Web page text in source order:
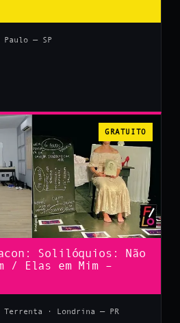
— SP
GRATUITO
Solilóquios: Não
/ Elas em Mim –
· Londrina — PR